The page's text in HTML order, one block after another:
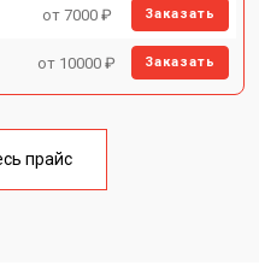
от 7000 ₽ Заказать
от 10000 ₽ Заказать
прайс